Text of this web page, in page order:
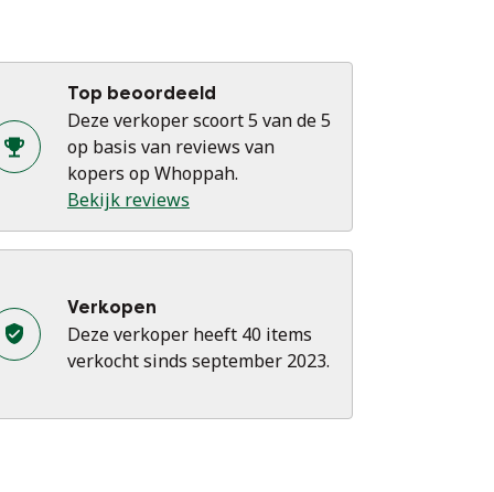
Top beoordeeld
Deze verkoper scoort 5 van de 5
op basis van reviews van
kopers op Whoppah.
Bekijk reviews
Verkopen
Deze verkoper heeft 40 items
verkocht sinds september 2023.